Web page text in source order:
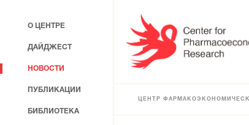
ЦЕНТР
О ЦЕНТРЕ
ДАЙДЖЕСТ
НОВОСТИ
ПУБЛИКАЦИИ
БИБЛИОТЕКА